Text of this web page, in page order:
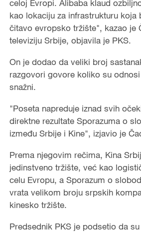
celoj Evropi. Alibaba klaud
kao lokaciju za infrastrukturu koja
čitavo evropsko tržište", kazao je
televiziju Srbije, objavila je PKS.
On je dodao da veliki broj
razgovori govore koliko su
snažni.
"Poseta napreduje iznad svih
direktne rezultate Sporazuma o
između Srbije i Kine", izjavio je
Prema njegovim rečima, Kina
jedinstveno tržište, već kao
celu Evropu, a Sporazum o
vrata velikom broju srpskih
kinesko tržište.
Predsednik PKS je podsetio da